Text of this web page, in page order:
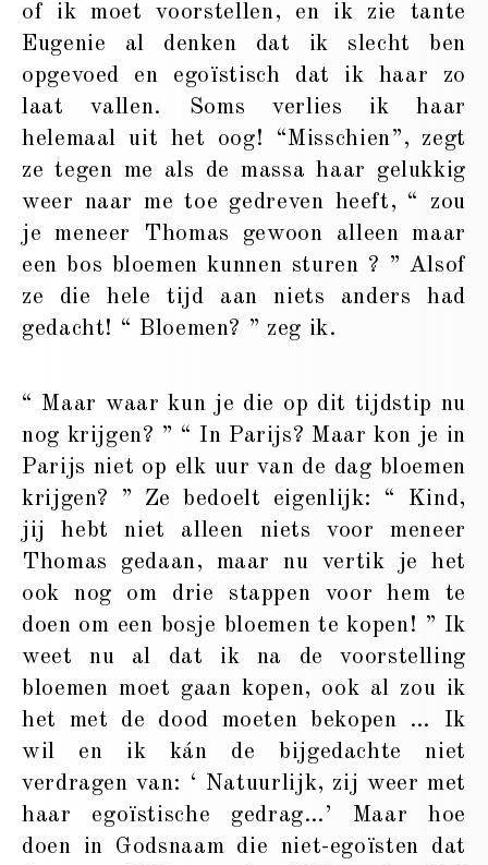
of ik moet voorstellen, en ik zie tante
Eugenie al denken dat ik slecht ben
opgevoed en egoïstisch dat ik haar zo
laat vallen. Soms verlies ik haar
helemaal uit het oog! “Misschien”, zegt
ze tegen me als de massa haar gelukkig
weer naar me toe gedreven heeft, “ zou
je meneer Thomas gewoon alleen maar
een bos bloemen kunnen sturen ? ” Alsof
ze die hele tijd aan niets anders had
gedacht! “ Bloemen? ” zeg ik.
“ Maar waar kun je die op dit tijdstip nu
nog krijgen? ” “ In Parijs? Maar kon je in
Parijs niet op elk uur van de dag bloemen
krijgen? ” Ze bedoelt eigenlijk: “ Kind,
jij hebt niet alleen niets voor meneer
Thomas gedaan, maar nu vertik je het
ook nog om drie stappen voor hem te
doen om een bosje bloemen te kopen! ” Ik
weet nu al dat ik na de voorstelling
bloemen moet gaan kopen, ook al zou ik
het met de dood moeten bekopen … Ik
wil en ik kán de bijgedachte niet
verdragen van: ‘ Natuurlijk, zij weer met
haar egoïstische gedrag…’ Maar hoe
doen in Godsnaam die niet-egoïsten dat